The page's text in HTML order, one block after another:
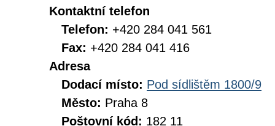
Kontaktní telefon
Telefon: +420 284 041 561
Fax: +420 284 041 416
Adresa
Dodací místo: Pod sídlištěm 1800/9
Město: Praha 8
Poštovní kód: 182 11